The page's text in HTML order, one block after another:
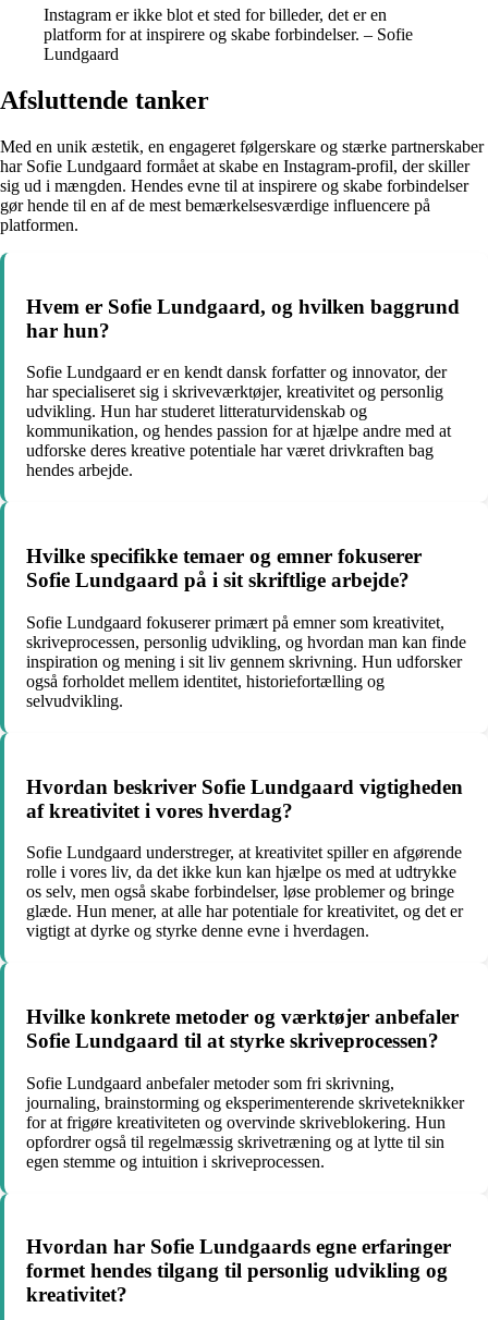
Instagram er ikke blot et sted for billeder, det er en
platform for at inspirere og skabe forbindelser. – Sofie
Lundgaard
Afsluttende tanker
Med en unik æstetik, en engageret følgerskare og stærke partnerskaber
har Sofie Lundgaard formået at skabe en Instagram-profil, der skiller
sig ud i mængden. Hendes evne til at inspirere og skabe forbindelser
gør hende til en af de mest bemærkelsesværdige influencere på
platformen.
Hvem er Sofie Lundgaard, og hvilken baggrund
har hun?
Sofie Lundgaard er en kendt dansk forfatter og innovator, der
har specialiseret sig i skriveværktøjer, kreativitet og personlig
udvikling. Hun har studeret litteraturvidenskab og
kommunikation, og hendes passion for at hjælpe andre med at
udforske deres kreative potentiale har været drivkraften bag
hendes arbejde.
Hvilke specifikke temaer og emner fokuserer
Sofie Lundgaard på i sit skriftlige arbejde?
Sofie Lundgaard fokuserer primært på emner som kreativitet,
skriveprocessen, personlig udvikling, og hvordan man kan finde
inspiration og mening i sit liv gennem skrivning. Hun udforsker
også forholdet mellem identitet, historiefortælling og
selvudvikling.
Hvordan beskriver Sofie Lundgaard vigtigheden
af kreativitet i vores hverdag?
Sofie Lundgaard understreger, at kreativitet spiller en afgørende
rolle i vores liv, da det ikke kun kan hjælpe os med at udtrykke
os selv, men også skabe forbindelser, løse problemer og bringe
glæde. Hun mener, at alle har potentiale for kreativitet, og det er
vigtigt at dyrke og styrke denne evne i hverdagen.
Hvilke konkrete metoder og værktøjer anbefaler
Sofie Lundgaard til at styrke skriveprocessen?
Sofie Lundgaard anbefaler metoder som fri skrivning,
journaling, brainstorming og eksperimenterende skriveteknikker
for at frigøre kreativiteten og overvinde skriveblokering. Hun
opfordrer også til regelmæssig skrivetræning og at lytte til sin
egen stemme og intuition i skriveprocessen.
Hvordan har Sofie Lundgaards egne erfaringer
formet hendes tilgang til personlig udvikling og
kreativitet?